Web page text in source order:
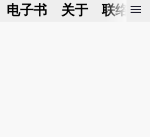
电子书 关于 联络我
menu